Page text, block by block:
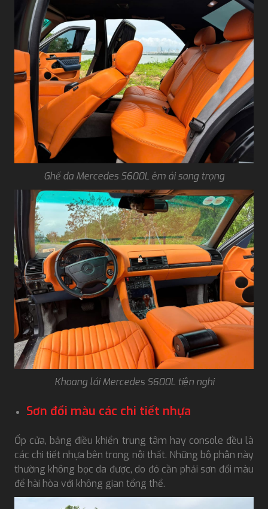
Ghế da Mercedes S600L êm ái sang trọng
Khoang lái Mercedes S600L tiện nghi
Sơn đổi màu các chi tiết nhựa
Ốp cửa, bảng điều khiển trung tâm hay console đều là
các chi tiết nhựa bên trong nội thất. Những bộ phận này
thường không bọc da được, do đó cần phải sơn đổi màu
để hài hòa với không gian tổng thể.